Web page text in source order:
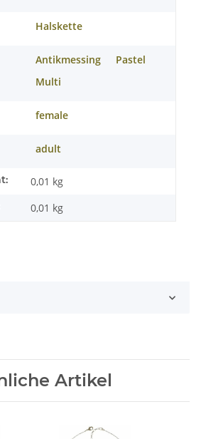
Halskette
Antikmessing
Pastel
Multi
female
adult
0,01 kg
0,01 kg
Artikel